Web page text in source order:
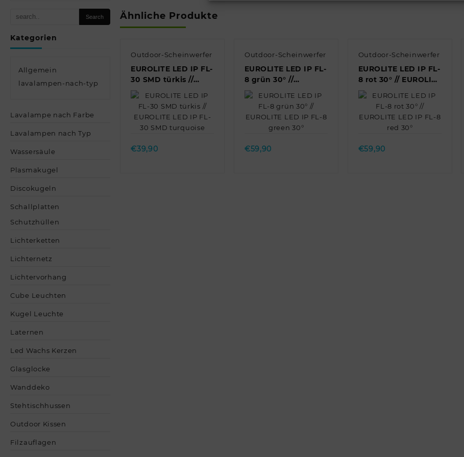
Kategorien
Allgemein
lavalampen-nach-typ
Lavalampe nach Farbe
Lavalampen nach Typ
Wassersäule
Plasmakugel
Discokugeln
Schallplatten
Schutzhüllen
Lichterketten
Lichternetz
Lichtervorhang
Cube Leuchten
Kugel Leuchte
Laternen
Led Wachs Kerzen
Glasglocke
Wanddeko
Stehtischhussen
Outdoor Kissen
Filzauflagen
Ähnliche Produkte
Outdoor-Scheinwerfer
EUROLITE LED IP FL-
30 SMD türkis //
EUROLITE LED IP FL-
30 SMD turquoise
Quick view
€39,90
Outdoor-Scheinwerfer
EUROLITE LED IP FL-
8 grün 30° //
EUROLITE LED IP FL-
8 green 30°
Quick view
€59,90
Outdoor-Scheinwerfer
EUROLITE LED IP FL-
8 rot 30° // EUROLITE
LED IP FL-8 red 30°
Quick view
€59,90